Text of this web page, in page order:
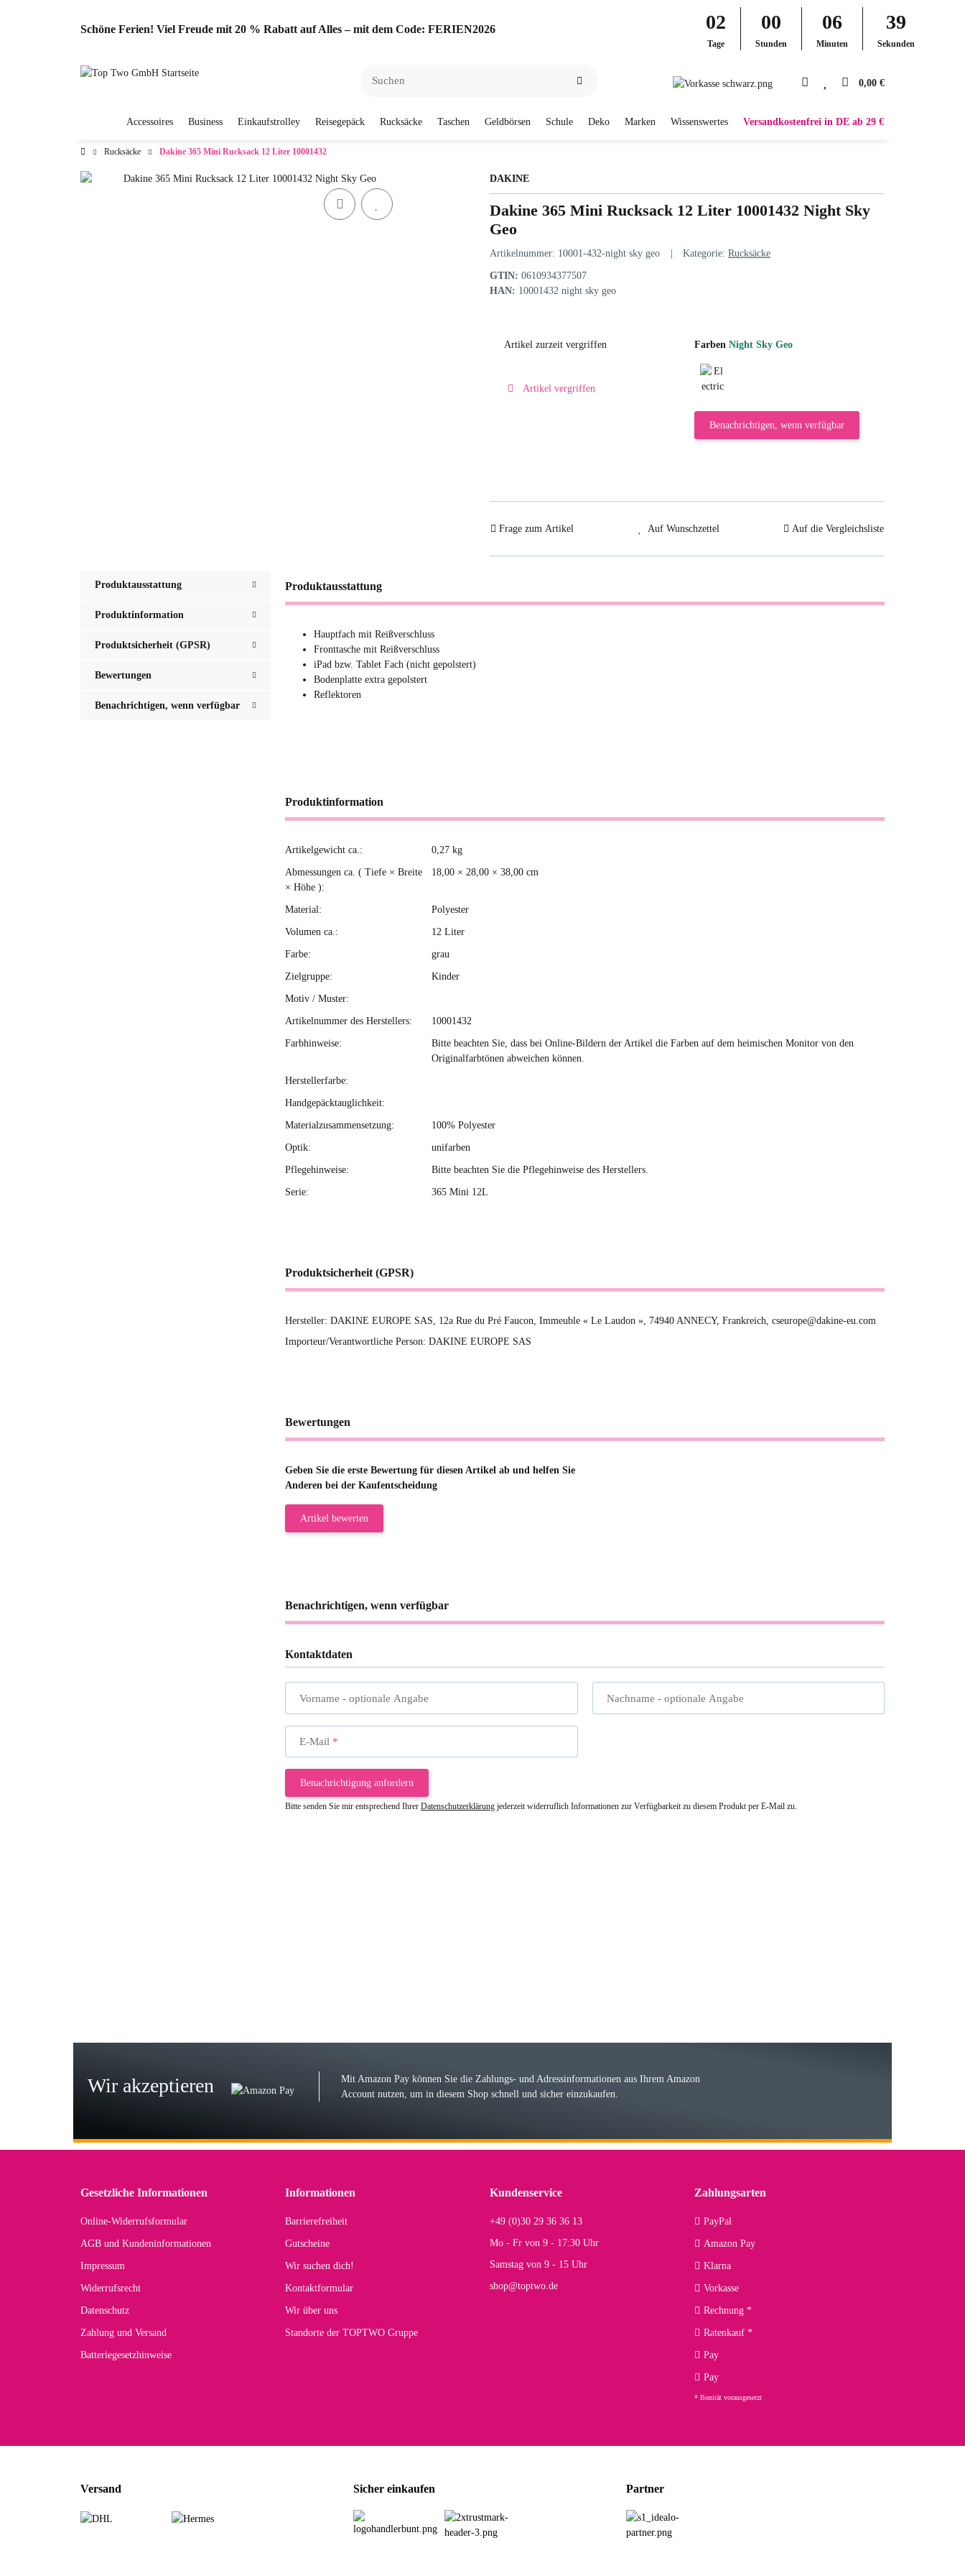
Schöne Ferien! Viel Freude mit 20 % Rabatt auf Alles – mit dem Code: FERIEN2026 02
Tage
00
Stunden
06
Minuten
38
Sekunden
0,00 €
Accessoires Business Einkaufstrolley Reisegepäck Rucksäcke Taschen Geldbörsen Schule Deko Marken Wissenswertes Versandkostenfrei in DE ab 29 €
Rucksäcke Dakine 365 Mini Rucksack 12 Liter 10001432
DAKINE
Dakine 365 Mini Rucksack 12 Liter 10001432 Night Sky
Geo
Artikelnummer: 10001-432-night sky geo Kategorie: Rucksäcke
GTIN: 0610934377507
HAN: 10001432 night sky geo
Artikel zurzeit vergriffen
Artikel vergriffen
Farben Night Sky Geo
Benachrichtigen, wenn verfügbar
Frage zum Artikel Auf Wunschzettel Auf die Vergleichsliste
Produktausstattung
Produktinformation
Produktsicherheit (GPSR)
Bewertungen
Benachrichtigen, wenn verfügbar
Produktausstattung
Hauptfach mit Reißverschluss
Fronttasche mit Reißverschluss
iPad bzw. Tablet Fach (nicht gepolstert)
Bodenplatte extra gepolstert
Reflektoren
Produktinformation
Produkteigenschaft
Wert
Artikelgewicht ca.: 0,27 kg
Abmessungen ca. ( Tiefe × Breite
× Höhe ):
18,00 × 28,00 × 38,00 cm
Material: Polyester
Volumen ca.: 12 Liter
Farbe: grau
Zielgruppe: Kinder
Motiv / Muster:
Artikelnummer des Herstellers: 10001432
Farbhinweise:
Bitte beachten Sie, dass bei Online-Bildern der Artikel die Farben auf dem heimischen Monitor von den
Originalfarbtönen abweichen können.
Herstellerfarbe:
Handgepäcktauglichkeit:
Materialzusammensetzung: 100% Polyester
Optik: unifarben
Pflegehinweise: Bitte beachten Sie die Pflegehinweise des Herstellers.
Serie: 365 Mini 12L
Produktsicherheit (GPSR)
Hersteller: DAKINE EUROPE SAS, 12a Rue du Pré Faucon, Immeuble « Le Laudon », 74940 ANNECY, Frankreich, cseurope@dakine-eu.com
Importeur/Verantwortliche Person: DAKINE EUROPE SAS
Bewertungen
Geben Sie die erste Bewertung für diesen Artikel ab und helfen Sie
Anderen bei der Kaufentscheidung
Artikel bewerten
Benachrichtigen, wenn verfügbar
Kontaktdaten
Vorname - optionale Angabe Nachname - optionale Angabe
E-Mail
Benachrichtigung anfordern
Bitte senden Sie mir entsprechend Ihrer Datenschutzerklärung jederzeit widerruflich Informationen zur Verfügbarkeit zu diesem Produkt per E-Mail zu.
Der Koffer macht einen sehr soliden Eindruck. Die Zuverlässigkeit muss sich noch in den kommenden Jahren herausstellen. Spannend wird es falls
Hans E
Wir akzeptieren
Mit Amazon Pay können Sie die Zahlungs- und Adressinformationen aus Ihrem Amazon
Account nutzen, um in diesem Shop schnell und sicher einzukaufen.
Gesetzliche Informationen
Online-Widerrufsformular
AGB und Kundeninformationen
Impressum
Widerrufsrecht
Datenschutz
Zahlung und Versand
Batteriegesetzhinweise
Informationen
Barrierefreiheit
Gutscheine
Wir suchen dich!
Kontaktformular
Wir über uns
Standorte der TOPTWO Gruppe
Kundenservice
+49 (0)30 29 36 36 13
Mo - Fr von 9 - 17:30 Uhr
Samstag von 9 - 15 Uhr
shop@toptwo.de
Zahlungsarten
PayPal
Amazon Pay
Klarna
Vorkasse
Rechnung *
Ratenkauf *
Pay
Pay
* Bonität vorausgesetzt
Versand Sicher einkaufen Partner